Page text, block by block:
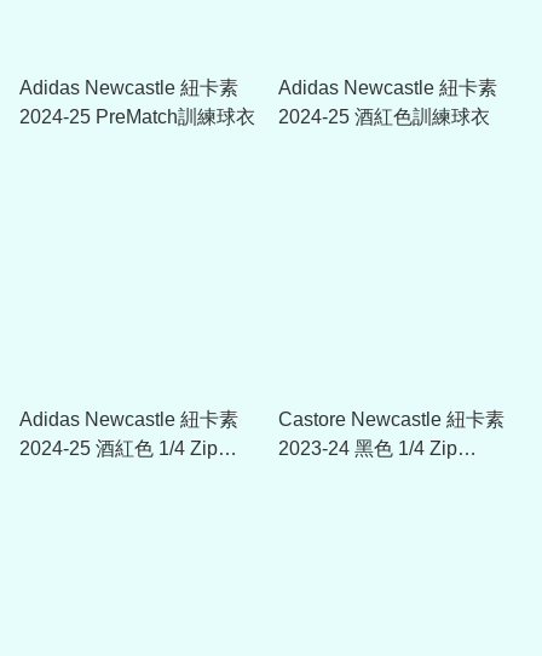
Adidas Newcastle 紐卡素
2024-25 PreMatch訓練球衣
Adidas Newcastle 紐卡素
2024-25 酒紅色訓練球衣
Adidas Newcastle 紐卡素
2024-25 酒紅色 1/4 Zip
Castore Newcastle 紐卡素
2023-24 黑色 1/4 Zip